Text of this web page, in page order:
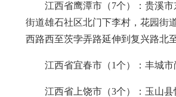
江西省鹰潭市（7个）：贵溪
街道雄石社区北门下李村，花园街
西路西至茨孛弄路延伸到复兴路北
江西省宜春市（1个）：丰城
江西省上饶市（3个）：玉山